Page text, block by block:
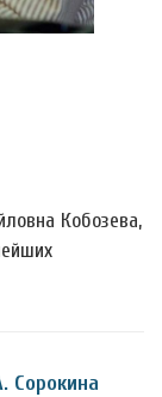
Кобозева,
Сорокина